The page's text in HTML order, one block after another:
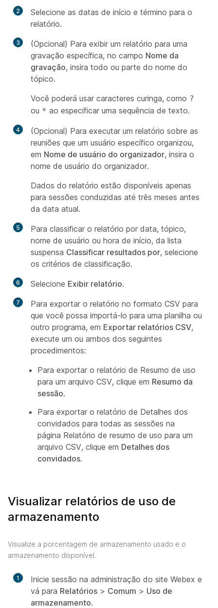
2
Selecione as datas de início e término para o
relatório.
3
(Opcional) Para exibir um relatório para uma
gravação específica, no campo Nome da
gravação, insira todo ou parte do nome do
tópico.
Você poderá usar caracteres curinga, como ?
ou * ao especificar uma sequência de texto.
4
(Opcional) Para executar um relatório sobre as
reuniões que um usuário específico organizou,
em Nome de usuário do organizador, insira o
nome de usuário do organizador.
Dados do relatório estão disponíveis apenas
para sessões conduzidas até três meses antes
da data atual.
5
Para classificar o relatório por data, tópico,
nome de usuário ou hora de início, da lista
suspensa Classificar resultados por, selecione
os critérios de classificação.
6 Selecione Exibir relatório.
7
Para exportar o relatório no formato CSV para
que você possa importá-lo para uma planilha ou
outro programa, em Exportar relatórios CSV,
execute um ou ambos dos seguintes
procedimentos:
Para exportar o relatório de Resumo de uso
para um arquivo CSV, clique em Resumo da
sessão.
Para exportar o relatório de Detalhes dos
convidados para todas as sessões na
página Relatório de resumo de uso para um
arquivo CSV, clique em Detalhes dos
convidados.
Visualizar relatórios de uso de
armazenamento
Visualize a porcentagem de armazenamento usado e o
armazenamento disponível.
1
Inicie sessão na administração do site Webex e
vá para Relatórios > Comum > Uso de
armazenamento.